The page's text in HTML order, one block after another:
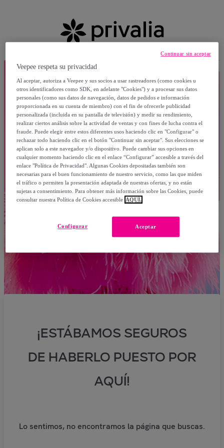
¡ESTÁBAMOS SEGUROS
DE HABERLO PUESTO POR
AQUÍ!
Lo sentimos, no encontramos la página que buscas.
Veepee respeta su privacidad
Al aceptar, autoriza a Veepee y sus socios a usar rastreadores (como cookies u
otros identificadores como SDK, en adelante "Cookies") y a procesar sus datos
personales (como sus datos de navegación, datos de pedidos e información
proporcionada en su cuenta de miembro) con el fin de ofrecerle publicidad
personalizada (incluida en su pantalla de televisión) y medir su rendimiento,
realizar ciertos análisis sobre la actividad de ventas y con fines de lucha contra el
fraude. Puede elegir entre estos diferentes usos haciendo clic en "Configurar" o
rechazar todo haciendo clic en el botón "Continuar sin aceptar". Sus elecciones se
aplican solo a este navegador y/o dispositivo. Puede cambiar sus opciones en
cualquier momento haciendo clic en el enlace “Configurar” accesible a través del
enlace "Política de Privacidad". Algunas Cookies depositadas también son
necesarias para el buen funcionamiento de nuestro servicio, como las que miden
el tráfico o permiten la presentación adaptada de nuestras ofertas, y no están
sujetas a consentimiento. Para obtener más información sobre las Cookies, puede
consultar nuestra Política de Cookies accesible AQUÍ.
Aceptar
Configurar
Continuar sin aceptar